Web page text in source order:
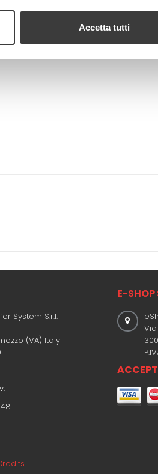
Accetta tutti
System S.r.l.
(VA) Italy
E-SHOP
Via